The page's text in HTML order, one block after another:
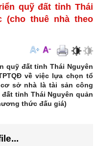
quỹ đất tỉnh Thái
(cho thuê nhà theo
quỹ đất tỉnh Thái Nguyên
về việc lựa chọn tổ
sở nhà là tài sản công
tỉnh Thái Nguyên quản
thức đấu giá)